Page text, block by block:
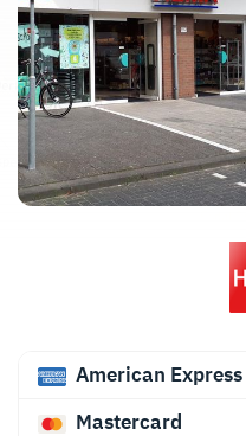
American Express
Mastercard